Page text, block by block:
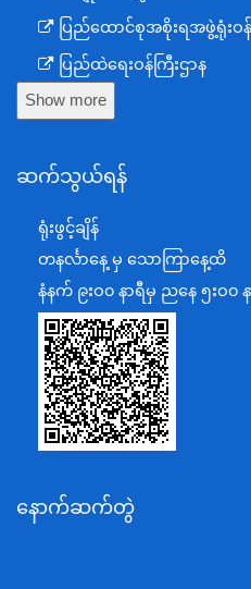
ပြည်ထောင်စုအစိုးရအဖွဲ့ရုံးဝန်
ပြည်ထဲရေးဝန်ကြီးဌာန
ကာကွယ်ရေးဝန်ကြီးဌာန
စီမံကိန်း၊ဘဏ္ဍာရေးနှင့်စက်မှုဝ
အပြည်ပြည်ဆိုင်ရာပူးပေါင်း
ပြန်ကြားရေးဝန်ကြီးဌာန
သာသနာရေးနှင့် ယဉ်ကျေးမှုဝ
စိုက်ပျိုးရေး၊မွေးမြူရေးနှင့်ဆ
ပို့ဆောင်ရေးနှင့်ဆက်သွယ်ရေးဝ
သယံဇာတနှင့်ပတ်ဝန်းကျင်ထိန်း
အလုပ်သမား၊လူဝင်မှုကြီးကြ
Show more
ဆက်သွယ်ရန်
ရုံးဖွင့်ချိန်
တနင်္လာနေ့ မှ သောကြာနေ့ထိ
နံနက် ၉းဝ၀ နာရီမှ ညနေ ၅းဝ၀
နောက်ဆက်တွဲ